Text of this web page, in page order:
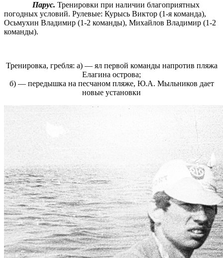
Парус. Тренировки при наличии благоприятных
погодных условий. Рулевые: Курысь Виктор (1-я команда),
Осьмухин Владимир (1-2 команды), Михайлов Владимир (1-2
команды).
Тренировка, гребля: а) — ял первой команды напротив пляжа
Елагина острова;
б) — передышка на песчаном пляже, Ю.А. Мыльников дает
новые установки